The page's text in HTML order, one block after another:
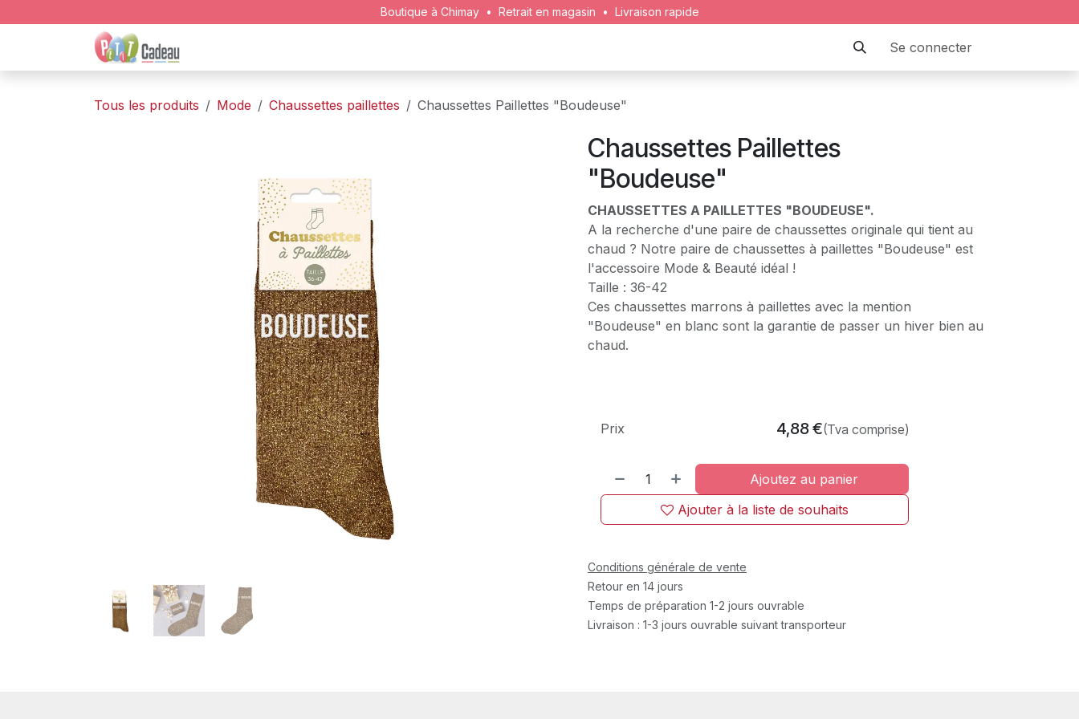
Boutique à Chimay • Retrait en magasin • Livraison rapide
PROMOSSe connecter
Tous les produits Mode Chaussettes paillettes Chaussettes Paillettes "Boudeuse"
Chaussettes Paillettes
"Boudeuse"
CHAUSSETTES A PAILLETTES "BOUDEUSE".
A la recherche d'une paire de chaussettes originale qui tient au
chaud ? Notre paire de chaussettes à paillettes "Boudeuse" est
l'accessoire Mode & Beauté idéal !
Taille : 36-42
Ces chaussettes marrons à paillettes avec la mention
"Boudeuse" en blanc sont la garantie de passer un hiver bien au
chaud.
Ajoutez au panier
Ajouter à la liste de souhaits
Prix 4,88€(Tva comprise)
Conditions générale de vente
Retour en 14 jours
Temps de préparation 1-2 jours ouvrable
Livraison : 1-3 jours ouvrable suivant transporteur